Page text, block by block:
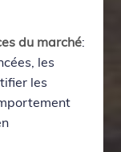
du marché:
les
les